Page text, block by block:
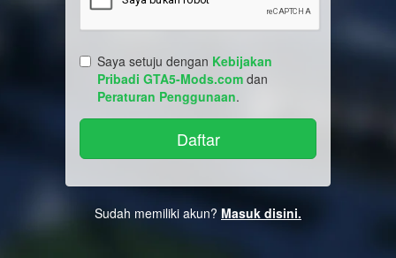
Saya setuju dengan Kebijakan
Pribadi GTA5-Mods.com dan
Peraturan Penggunaan.
Sudah memiliki akun? Masuk disini.